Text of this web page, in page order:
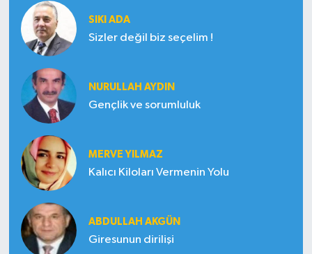
SIKI ADA
Sizler değil biz seçelim !
NURULLAH AYDIN
Gençlik ve sorumluluk
MERVE YILMAZ
Kalıcı Kiloları Vermenin Yolu
ABDULLAH AKGÜN
Giresunun dirilişi